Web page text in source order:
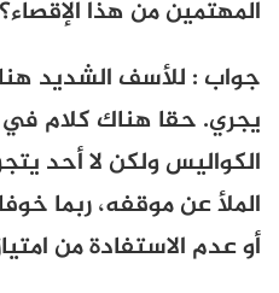
المهتمين من هذا الإقصاء؟
جواب : للأسف الشديد
يجري. حقا هناك كلام
الكواليس ولكن لا أحد
الملأ عن موقفه، ربما
أو عدم الاستفادة من